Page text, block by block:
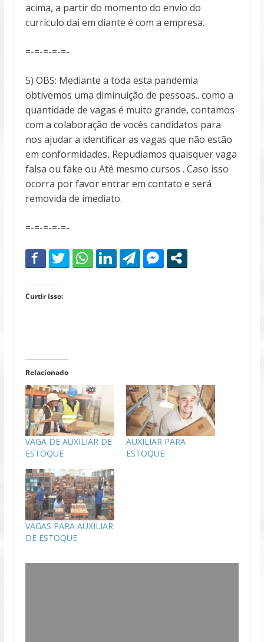
acima, a partir do momento do envio do
currículo dai em diante é com a empresa.
=-=-=-=-=-
5) OBS: Mediante a toda esta pandemia
obtivemos uma diminuição de pessoas.. como a
quantidade de vagas é muito grande, contamos
com a colaboração de vocês candidatos para
nos ajudar a identificar as vagas que não estão
em conformidades, Repudiamos quaisquer vaga
falsa ou fake ou Até mesmo cursos . Caso isso
ocorra por favor entrar em contato e será
removida de imediato.
=-=-=-=-=-
Curtir isso:
Relacionado
VAGA DE AUXILIAR DE
ESTOQUE
AUXILIAR PARA
ESTOQUE
VAGAS PARA AUXILIAR
DE ESTOQUE